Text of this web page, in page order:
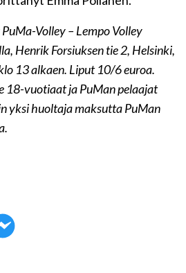
Volley – Lempo Volley
Henrik Forsiuksen tie 2, Helsinki,
13 alkaen. Liput 10/6 euroa.
18-vuotiaat ja PuMan pelaajat
yksi huoltaja maksutta PuMan